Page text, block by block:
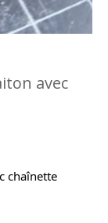
avec
chaînette